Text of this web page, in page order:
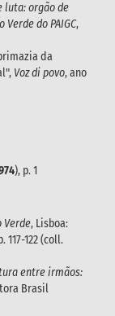
luta: orgão de
do PAIGC,
da
Voz di povo, ano
), p. 1
Verde, Lisboa:
117-122 (coll.
entre irmãos:
Brasil